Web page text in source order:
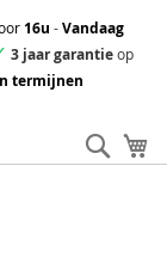
16u -Vandaag
3 jaar garantieop
termijnen